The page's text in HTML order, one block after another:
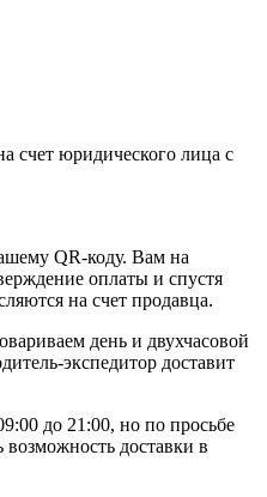
счет юридического лица с
QR-коду. Вам на
оплаты и спустя
на счет продавца.
день и двухчасовой
экспедитор доставит
до 21:00, но по просьбе
доставки в